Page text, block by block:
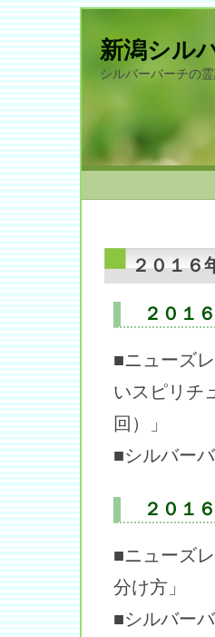
新潟シル
シルバーバーチの
２０１６
２０１
■ニューズ
いスピリチ
回）」
■シルバー
２０１
■ニューズ
分け方」
■シルバー